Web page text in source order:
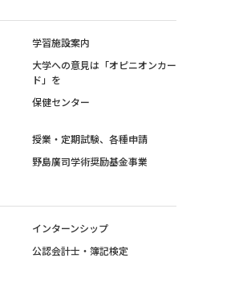
学習施設案内
大学への意見は「オピニオンカー
ド」を
保健センター
授業・定期試験、各種申請
野島廣司学術奨励基金事業
インターンシップ
公認会計士・簿記検定